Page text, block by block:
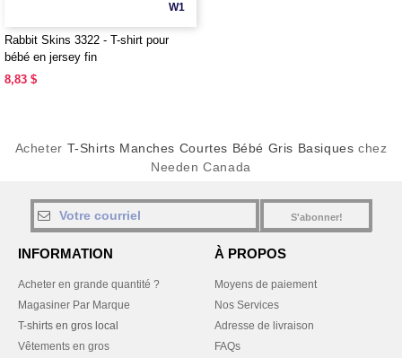
W1
Rabbit Skins 3322 - T-shirt pour
bébé en jersey fin
8,83 $
Acheter T-Shirts Manches Courtes Bébé Gris Basiques chez
Needen Canada
S'abonner!
INFORMATION
Acheter en grande quantité ?
Magasiner Par Marque
T-shirts en gros local
Vêtements en gros
À PROPOS
Moyens de paiement
Nos Services
Adresse de livraison
FAQs